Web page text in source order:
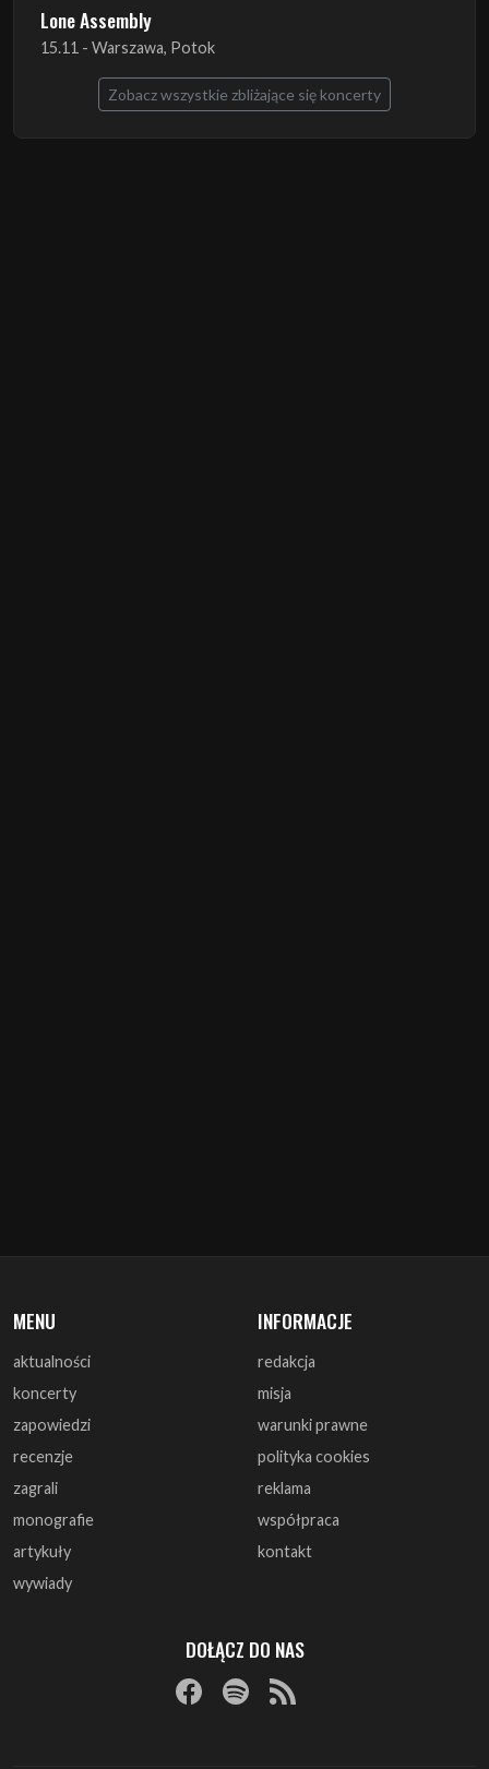
Lone Assembly
15.11 - Warszawa, Potok
Zobacz wszystkie zbliżające się koncerty
MENU
aktualności
koncerty
zapowiedzi
recenzje
zagrali
monografie
artykuły
wywiady
INFORMACJE
redakcja
misja
warunki prawne
polityka cookies
reklama
współpraca
kontakt
DOŁĄCZ DO NAS